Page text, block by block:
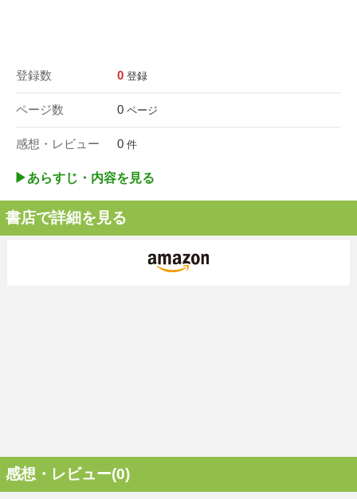
登録数 0 登録
ページ数 0 ページ
感想・レビュー 0 件
▶︎あらすじ・内容を見る
書店で詳細を見る
感想・レビュー(0)